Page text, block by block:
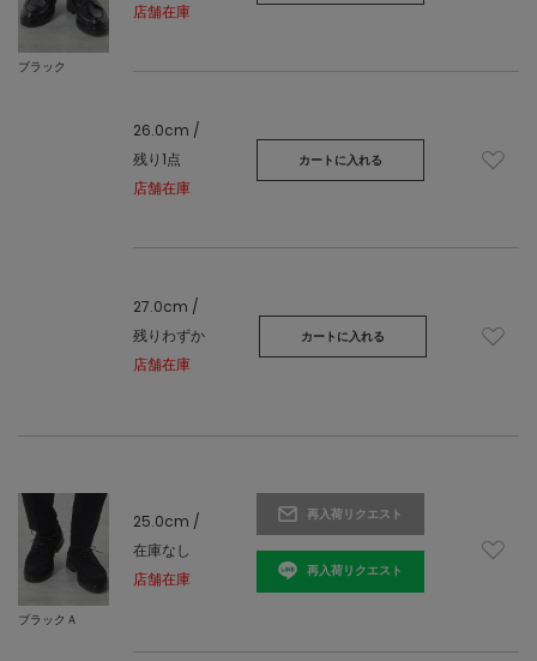
ブラック
店舗在庫
26.0cm /
残り1点
店舗在庫
カートに入れる
27.0cm /
残りわずか
店舗在庫
カートに入れる
ブラックＡ
25.0cm /
在庫なし
店舗在庫
再入荷リクエスト
再入荷リクエスト